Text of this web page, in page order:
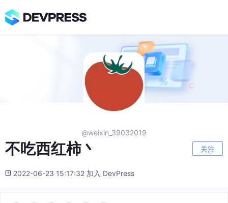
@weixin_39032019
不吃西红柿丶 关注
2022-06-23 15:17:32 加入 DevPress